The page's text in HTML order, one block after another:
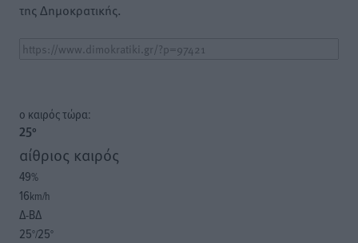
της Δημοκρατικής.
o καιρός τώρα:
25°
αίθριος καιρός
49%
16km/h
Δ-ΒΔ
25°/25°